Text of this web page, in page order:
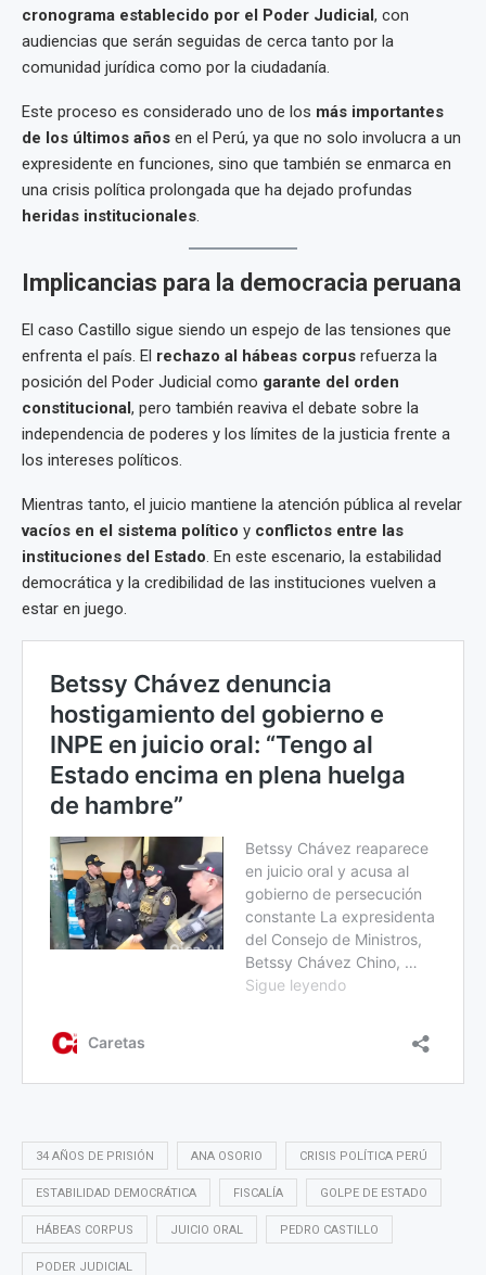
cronograma establecido por el Poder Judicial, con
audiencias que serán seguidas de cerca tanto por la
comunidad jurídica como por la ciudadanía.
Este proceso es considerado uno de los más importantes
de los últimos años en el Perú, ya que no solo involucra a un
expresidente en funciones, sino que también se enmarca en
una crisis política prolongada que ha dejado profundas
heridas institucionales.
Implicancias para la democracia peruana
El caso Castillo sigue siendo un espejo de las tensiones que
enfrenta el país. El rechazo al hábeas corpus refuerza la
posición del Poder Judicial como garante del orden
constitucional, pero también reaviva el debate sobre la
independencia de poderes y los límites de la justicia frente a
los intereses políticos.
Mientras tanto, el juicio mantiene la atención pública al revelar
vacíos en el sistema político y conflictos entre las
instituciones del Estado. En este escenario, la estabilidad
democrática y la credibilidad de las instituciones vuelven a
estar en juego.
34 AÑOS DE PRISIÓN ANA OSORIO CRISIS POLÍTICA PERÚ
ESTABILIDAD DEMOCRÁTICA FISCALÍA GOLPE DE ESTADO
HÁBEAS CORPUS JUICIO ORAL PEDRO CASTILLO
PODER JUDICIAL